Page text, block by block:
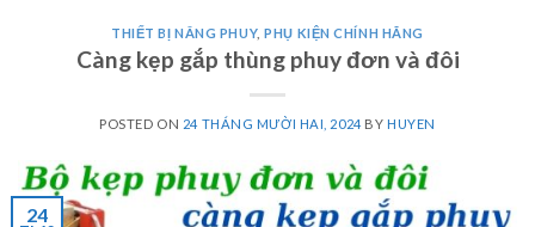
THIẾT BỊ NÂNG PHUY,PHỤ KIỆN CHÍNH HÃNG
Càng kẹp gắp thùng phuy đơn và đôi
POSTED ON 24 THÁNG MƯỜI HAI, 2024 BY HUYEN
24